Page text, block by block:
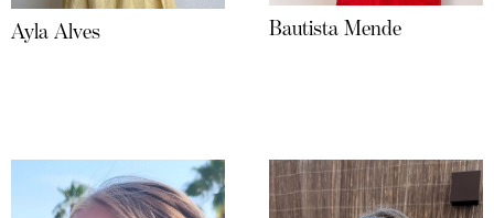
Ayla Alves Bautista Mende